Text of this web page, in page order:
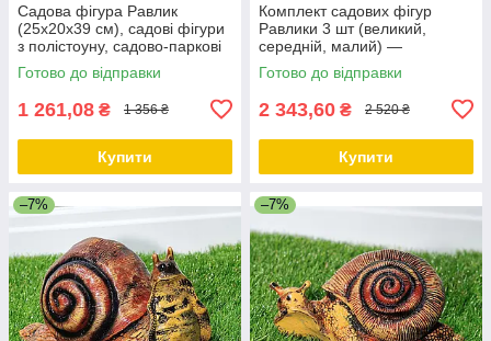
Садова фігура Равлик
(25х20х39 см), садові фігури
з полістоуну, садово-паркові
фігури
Готово до відправки
1 261,08 ₴ 1 356 ₴
Купити
Комплект садових фігур
Равлики 3 шт (великий,
середній, малий) —
полістоун, 25×20×39 см,
14×15×25 см, 14×11×20 см
Готово до відправки
2 343,60 ₴ 2 520 ₴
Купити
–7% –7%